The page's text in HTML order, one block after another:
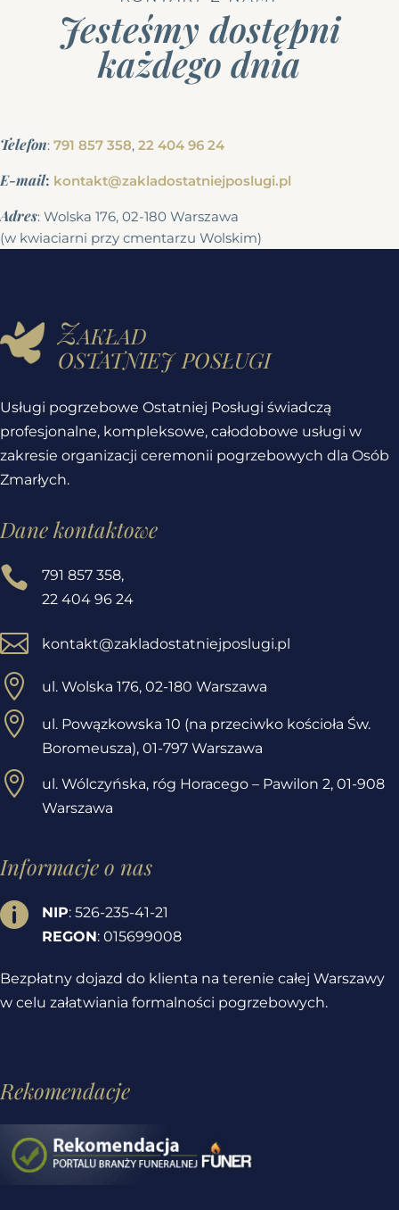
Jesteśmy dostępni
każdego dnia
Telefon: 791 857 358, 22 404 96 24
E-mail: kontakt@zakladostatniejposlugi.pl
Adres: Wolska 176, 02-180 Warszawa
(w kwiaciarni przy cmentarzu Wolskim)
Zakład
ostatniej posługi
Usługi pogrzebowe Ostatniej Posługi świadczą
profesjonalne, kompleksowe, całodobowe usługi w
zakresie organizacji ceremonii pogrzebowych dla Osób
Zmarłych.
Dane kontaktowe

791 857 358,
22 404 96 24
 kontakt@zakladostatniejposlugi.pl
 ul. Wolska 176, 02-180 Warszawa

ul. Powązkowska 10 (na przeciwko kościoła Św.
Boromeusza), 01-797 Warszawa
 ul. Wólczyńska, róg Horacego – Pawilon 2, 01-908
Warszawa
Informacje o nas

NIP: 526-235-41-21
REGON: 015699008
Bezpłatny dojazd do klienta na terenie całej Warszawy
w celu załatwiania formalności pogrzebowych.
Rekomendacje